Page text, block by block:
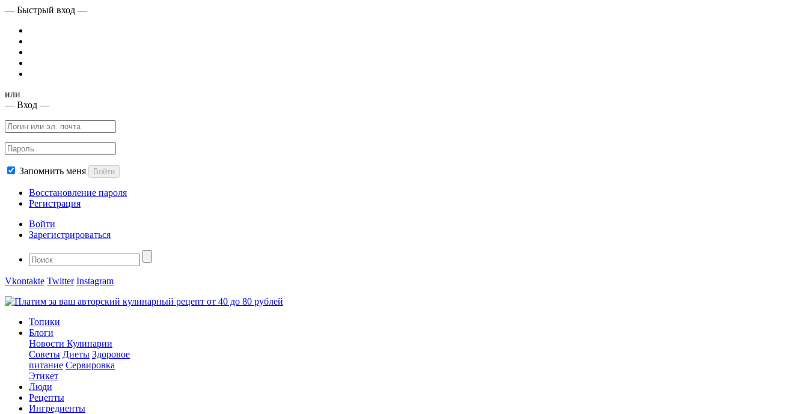
— Быстрый вход —
или
— Вход —
Запомнить меня Войти
Восстановление пароля
Регистрация
Войти
Зарегистрироваться
Vkontakte Twitter Instagram
Топики
Блоги
Новости Кулинарии
Советы Диеты Здоровое
питание Сервировка
Этикет
Люди
Рецепты
Ингредиенты